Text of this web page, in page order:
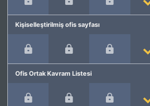
Kişiselleştirilmiş ofis sayfası
Ofis Ortak Kavram Listesi